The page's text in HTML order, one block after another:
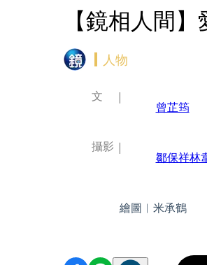
【鏡相人間
人物
文
曾芷筠
攝影
鄒保祥林
繪圖︱米承鶴